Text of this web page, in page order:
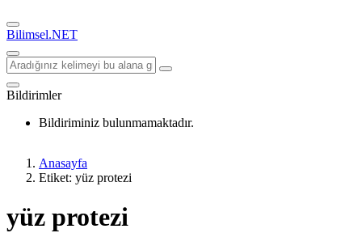
Bilimsel.NET
Bildirimler
Bildiriminiz bulunmamaktadır.
Anasayfa
Etiket: yüz protezi
yüz protezi